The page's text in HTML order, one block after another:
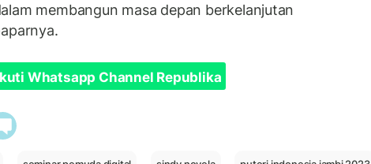
membangun masa depan berkelanjutan
Whatsapp Channel Republika